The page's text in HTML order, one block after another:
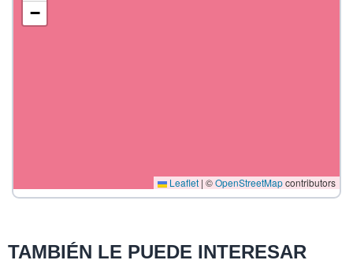
−
Leaflet | ©OpenStreetMapcontributors
TAMBIÉN LE PUEDE INTERESAR